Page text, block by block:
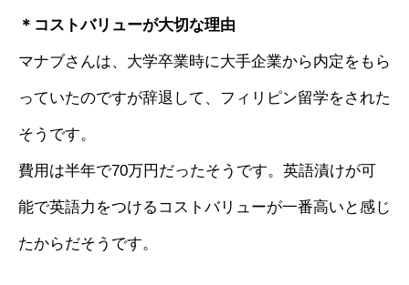
＊コストバリューが大切な理由
マナブさんは、大学卒業時に大手企業から内定をもら
っていたのですが辞退して、フィリピン留学をされた
そうです。
費用は半年で70万円だったそうです。英語漬けが可
能で英語力をつけるコストバリューが一番高いと感じ
たからだそうです。